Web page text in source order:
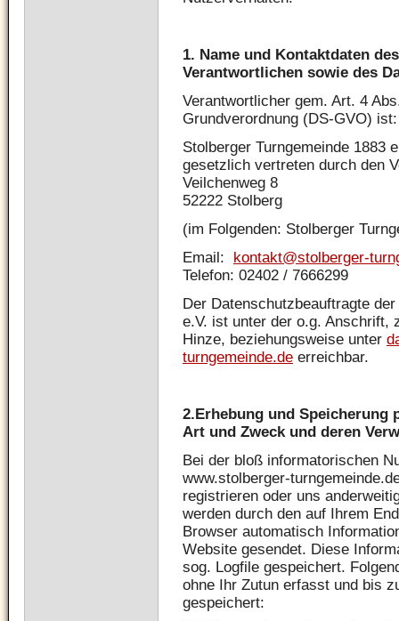
1. Name und Kontaktdaten
Verantwortlichen sowie des
Verantwortlicher gem. Art. 4
Grundverordnung (DS-GVO) ist:
Stolberger Turngemeinde 1883
gesetzlich vertreten durch den
Veilchenweg 8
52222 Stolberg
(im Folgenden: Stolberger
Email: kontakt@stolberger-
Telefon: 02402 / 7666299
Der Datenschutzbeauftragte
e.V. ist unter der o.g. Anschrift,
Hinze, beziehungsweise unter
turngemeinde.de erreichbar.
2.Erhebung und Speicherung
Art und Zweck und deren
Bei der bloß informatorischen
www.stolberger-
registrieren oder uns
werden durch den auf Ihrem
Browser automatisch
Website gesendet. Diese
sog. Logfile gespeichert.
ohne Ihr Zutun erfasst und bis
gespeichert: